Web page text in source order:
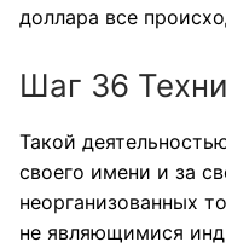
доллара все
Шаг 36
Такой
своего имени и за
неорганизованных
не являющимися